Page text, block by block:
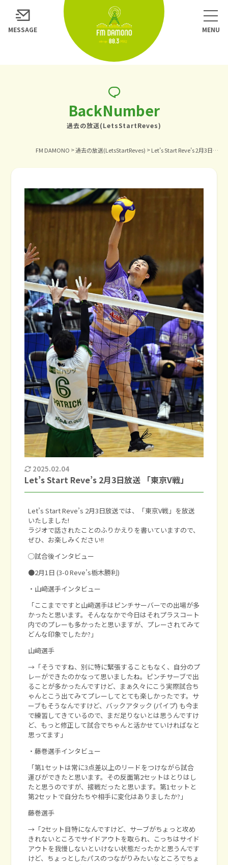
MESSAGE
BackNumber
過去の放送(LetsStartReves)
FM DAMONO >過去の放送(LetsStartReves) > Let’s Start Reve’s 2月3日放送 「東京V戦」
2025.02.04
Let’s Start Reve’s 2月3日放送 「東京V戦」
Let’s Start Reve’s 2月3日放送では、「東京V戦」を放送
いたしました!
ラジオで話されたことのふりかえりを書いていますので、
ぜひ、お楽しみください!!
◯試合後インタビュー
●2月1日 (3-0 Reve’s栃木勝利)
・山﨑選手インタビュー
「ここまでですと山﨑選手はピンチサーバーでの出場が多
かったと思います。そんななかで今日はそれプラスコート
内でのプレーも多かったと思いますが、プレーされてみて
どんな印象でしたか?」
山﨑選手
→「そうですね、別に特に緊張することもなく、自分のプ
レーができたのかなって思いましたね。ピンチサーブで出
ることが多かったんですけど、まぁ久々にこう実際試合ち
ゃんとこう出てみてプレーしてとても楽しかったです。サ
ーブもそうなんですけど、バックアタック (パイプ) も今ま
で練習してきているので、まだ足りないとは思うんですけ
ど、もっと修正して試合でちゃんと活かせていければなと
思ってます」
・藤巻選手インタビュー
「第1セットは常に3点差以上のリードをつけながら試合
運びができたと思います。その反面第2セットはとりはし
たと思うのですが、接戦だったと思います。第1セットと
第2セットで自分たちや相手に変化はありましたか?」
藤巻選手
→「2セット目特になんですけど、サーブがちょっと攻め
きれないところでサイドアウトを取られ、こっちはサイド
アウトを我慢しないといけない状態だったかと思うんです
けど、ちょっとしたパスのつながりみたいなところでちょ